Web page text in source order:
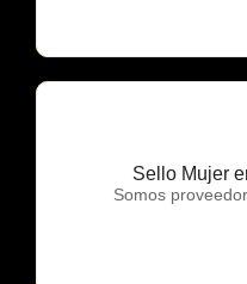
Sello Mujer
Somos